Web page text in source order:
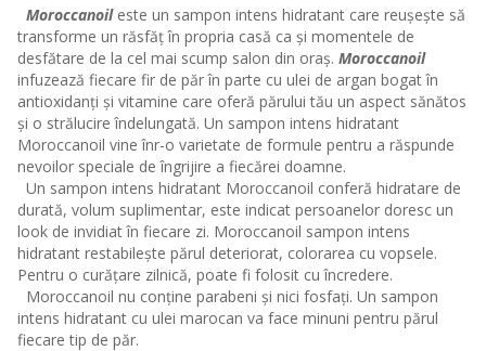
Moroccanoileste un sampon intens hidratant care reușește să
transforme un răsfăț în propria casă ca și momentele de
desfătare de la cel mai scump salon din oraș. Moroccanoil
infuzează fiecare fir de păr în parte cu ulei de argan bogat în
antioxidanți și vitamine care oferă părului tău un aspect sănătos
și o strălucire îndelungată. Un sampon intens hidratant
Moroccanoil vine înr-o varietate de formule pentru a răspunde
nevoilor speciale de îngrijire a fiecărei doamne.
Un sampon intens hidratant Moroccanoil conferă hidratare de
durată, volum suplimentar, este indicat persoanelor doresc un
look de invidiat în fiecare zi. Moroccanoil sampon intens
hidratant restabilește părul deteriorat, colorarea cu vopsele.
Pentru o curățare zilnică, poate fi folosit cu încredere.
Moroccanoil nu conține parabeni și nici fosfați. Un sampon
intens hidratant cu ulei marocan va face minuni pentru părul
fiecare tip de păr.